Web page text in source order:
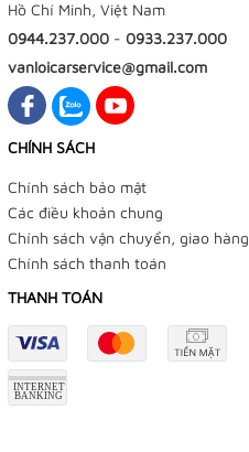
Hồ Chí Minh, Việt Nam
0944.237.000 - 0933.237.000
vanloicarservice@gmail.com
CHÍNH SÁCH
Chính sách bảo mật
Các điều khoản chung
Chính sách vận chuyển, giao hàng
Chính sách thanh toán
THANH TOÁN